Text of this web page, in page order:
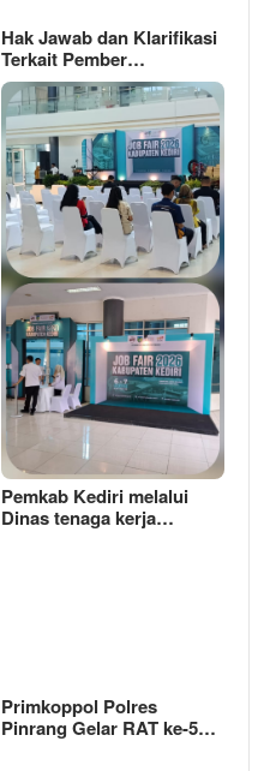
Hak Jawab dan Klarifikasi
Terkait Pember…
Pemkab Kediri melalui
Dinas tenaga kerja…
Primkoppol Polres
Pinrang Gelar RAT ke-5…